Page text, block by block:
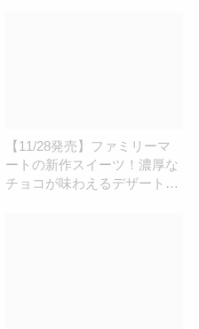
【11/28発売】ファミリーマ
ートの新作スイーツ！濃厚な
チョコが味わえるデザートを